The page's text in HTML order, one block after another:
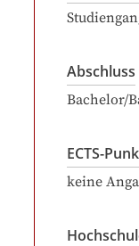
Abschluss
Bachelor/
ECTS-
keine